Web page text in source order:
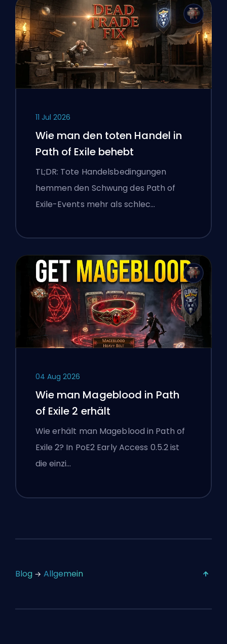
11 Jul 2026
Wie man den toten Handel in
Path of Exile behebt
TL;DR: Tote Handelsbedingungen
hemmen den Schwung des Path of
Exile-Events mehr als schlec…
04 Aug 2026
Wie man Mageblood in Path
of Exile 2 erhält
Wie erhält man Mageblood in Path of
Exile 2? In PoE2 Early Access 0.5.2 ist
die einzi…
Blog Allgemein